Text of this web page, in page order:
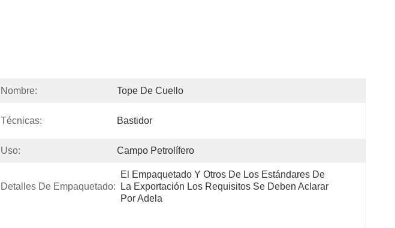
Nombre: Tope De Cuello
Técnicas: Bastidor
Uso: Campo Petrolífero
Detalles De Empaquetado:
El Empaquetado Y Otros De Los Estándares De
La Exportación Los Requisitos Se Deben Aclarar
Por Adela